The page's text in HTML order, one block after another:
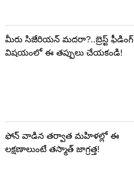
మీరు సిజేరియన్ మదరా?..బ్రెస్ట్ ఫీడింగ్
విషయంలో ఈ తప్పులు చేయకండి!
ఫోన్ వాడిన తర్వాత మహిళల్లో ఈ
లక్షణాలుంటే తస్మాత్ జాగ్రత్త!